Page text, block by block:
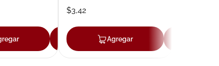
Agregar
$3,42
Agregar